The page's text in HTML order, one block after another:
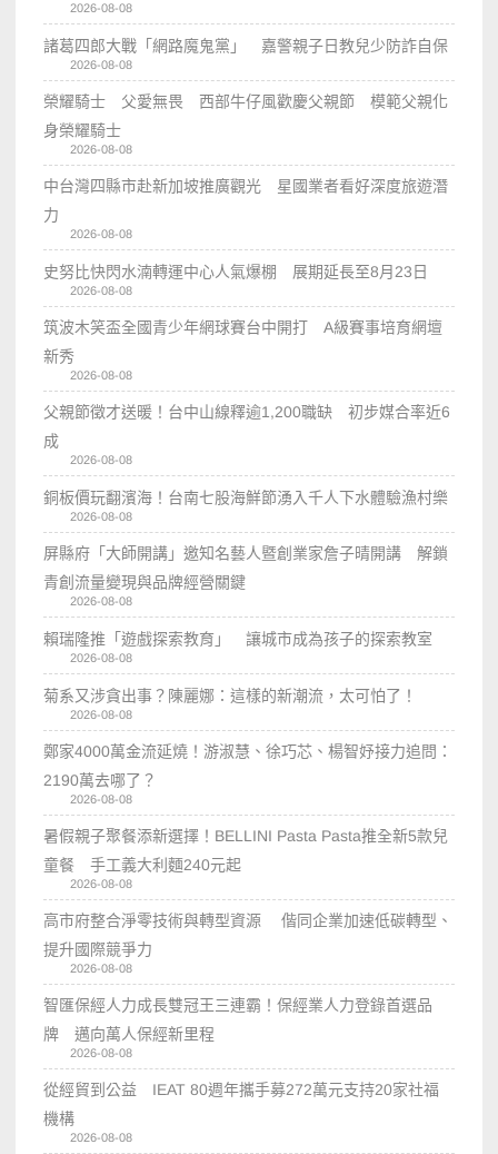
2026-08-08
諸葛四郎大戰「網路魔鬼黨」 嘉警親子日教兒少防詐自保
2026-08-08
榮耀騎士 父愛無畏 西部牛仔風歡慶父親節 模範父親化
身榮耀騎士
2026-08-08
中台灣四縣市赴新加坡推廣觀光 星國業者看好深度旅遊潛
力
2026-08-08
史努比快閃水湳轉運中心人氣爆棚 展期延長至8月23日
2026-08-08
筑波木笑盃全國青少年網球賽台中開打 A級賽事培育網壇
新秀
2026-08-08
父親節徵才送暖！台中山線釋逾1,200職缺 初步媒合率近6
成
2026-08-08
銅板價玩翻濱海！台南七股海鮮節湧入千人下水體驗漁村樂
2026-08-08
屏縣府「大師開講」邀知名藝人暨創業家詹子晴開講 解鎖
青創流量變現與品牌經營關鍵
2026-08-08
賴瑞隆推「遊戲探索教育」 讓城市成為孩子的探索教室
2026-08-08
菊系又涉貪出事？陳麗娜：這樣的新潮流，太可怕了！
2026-08-08
鄭家4000萬金流延燒！游淑慧、徐巧芯、楊智妤接力追問：
2190萬去哪了？
2026-08-08
暑假親子聚餐添新選擇！BELLINI Pasta Pasta推全新5款兒
童餐 手工義大利麵240元起
2026-08-08
高市府整合淨零技術與轉型資源 偕同企業加速低碳轉型、
提升國際競爭力
2026-08-08
智匯保經人力成長雙冠王三連霸！保經業人力登錄首選品
牌 邁向萬人保經新里程
2026-08-08
從經貿到公益 IEAT 80週年攜手募272萬元支持20家社福
機構
2026-08-08